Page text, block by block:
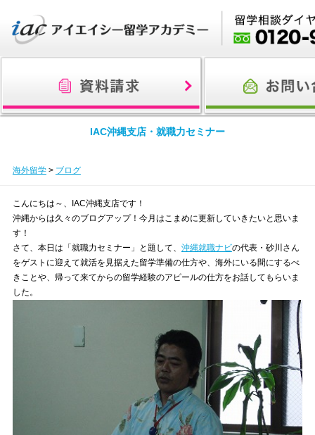
IAC沖縄支店・就職力セミナー
海外留学> ブログ
こんにちは～、IAC沖縄支店です！
沖縄からは久々のブログアップ！今月はこまめに更新していきたいと思いま
す！
さて、本日は「就職力セミナー」と題して、 沖縄就職ナビの代表・砂川さん
をゲストに迎えて就活を見据えた留学準備の仕方や、海外にいる間にするべ
きことや、帰って来てからの留学経験のアピールの仕方をお話してもらいま
した。